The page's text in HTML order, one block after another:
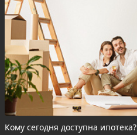
Кому сегодня доступна ипотека?